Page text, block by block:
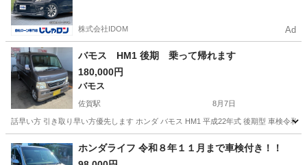
株式会社IDOM Ad
バモス HM1 後期 乗って帰れます
180,000円
バモス
佐賀駅 8月7日
話早い方 引き取り早い方優先します ホンダ バモス HM1 平成22年式 後期型 車検令
佐賀 佐賀市 佐賀駅 バモス 後期
ホンダライフ 令和８年１１月まで車検付き！！